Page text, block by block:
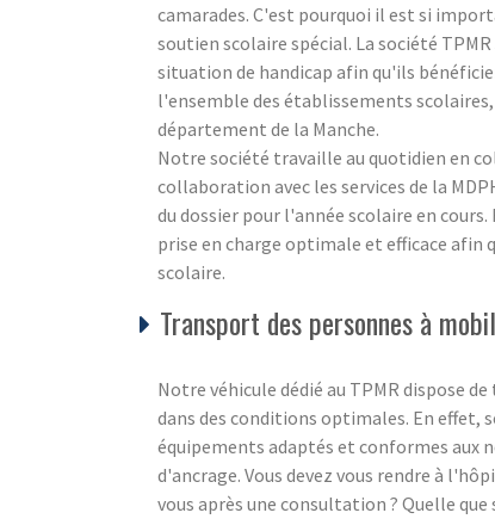
camarades. C'est pourquoi il est si
soutien scolaire spécial. La société
situation de handicap afin qu'ils
l'ensemble des établissements
département de la Manche.
Notre société travaille au quotidien en
collaboration avec les services de la
du dossier pour l'année scolaire en
prise en charge optimale et efficace afin
scolaire.
Transport des personnes à
Notre véhicule dédié au TPMR dispose
dans des conditions optimales. En effet,
équipements adaptés et conformes aux
d'ancrage. Vous devez vous rendre à
vous après une consultation ? Quelle